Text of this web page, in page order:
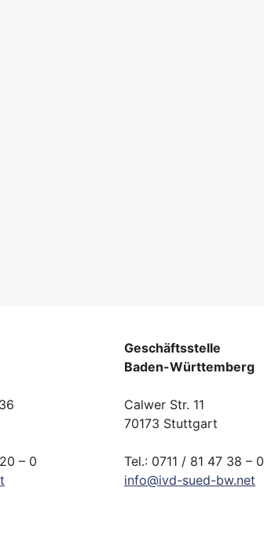
– 0
Geschäftsstelle
Baden-Württemberg
Calwer Str. 11
70173 Stuttgart
Tel.: 0711 / 81 47 38 – 0
info@ivd-sued-bw.net